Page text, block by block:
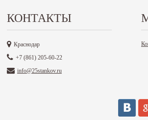
КОНТАКТЫ
Краснодар
+7 (861) 205-60-22
info@25stankov.ru